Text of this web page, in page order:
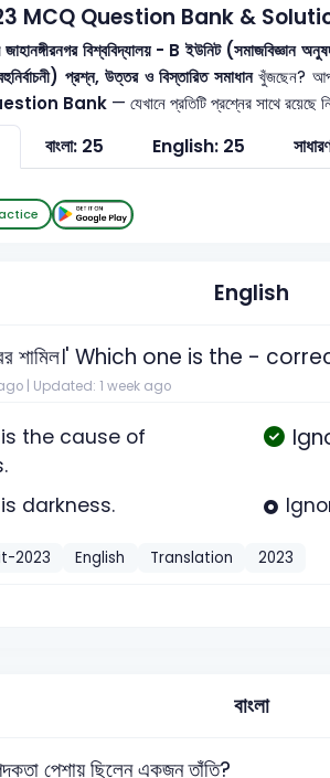
MCQ Question Bank &
জাহানঙ্গীরনগর বিশ্ববিদ্যালয় - B ইউনিট
প্রশ্ন, উত্তর ও বিস্তারিত সমাধানখুঁজছেন?
Bank — যেখানে প্রতিটি প্রশ্নের সাথে রয়েছে
বাংলা: 25 English: 25
English
শামিল।' Which one is the -
| Updated: 1 week ago
the cause of
darkness.
2023 English Translation 2023
বাংলা
পেশায় ছিলেন একজন তাঁতি?